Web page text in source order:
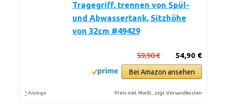
Tragegriff, trennen von Spül-
und Abwassertank, Sitzhöhe
von 32cm #49429
54,90 €
59,90 €
Bei Amazon ansehen
* Anzeige Preis inkl. MwSt., zzgl. Versandkosten